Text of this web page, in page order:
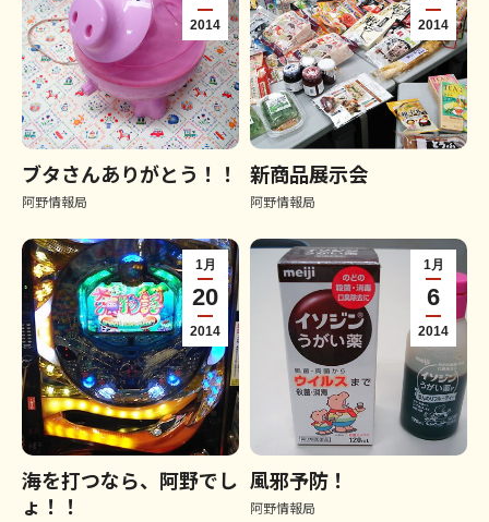
2014
ブタさんありがとう！！
阿野情報局
2014
新商品展示会
阿野情報局
1月
20
2014
海を打つなら、阿野でし
ょ！！
1月
6
2014
風邪予防！
阿野情報局